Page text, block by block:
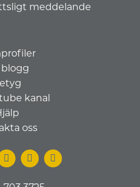
meddelande
blogg
kanal
oss